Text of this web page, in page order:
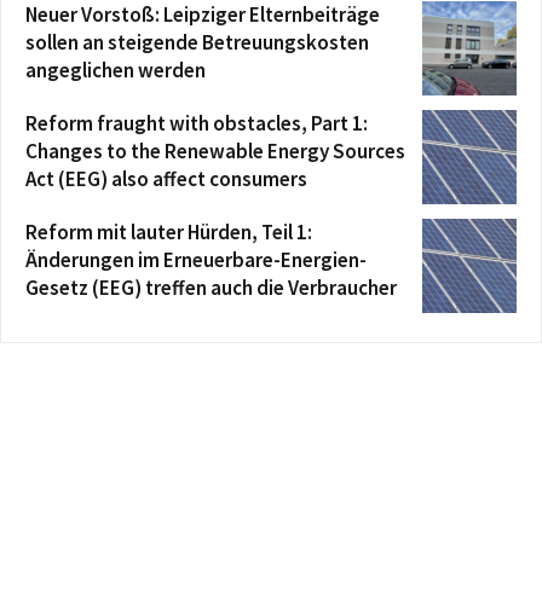
Neuer Vorstoß: Leipziger Elternbeiträge
sollen an steigende Betreuungskosten
angeglichen werden
Reform fraught with obstacles, Part 1:
Changes to the Renewable Energy Sources
Act (EEG) also affect consumers
Reform mit lauter Hürden, Teil 1:
Änderungen im Erneuerbare-Energien-
Gesetz (EEG) treffen auch die Verbraucher